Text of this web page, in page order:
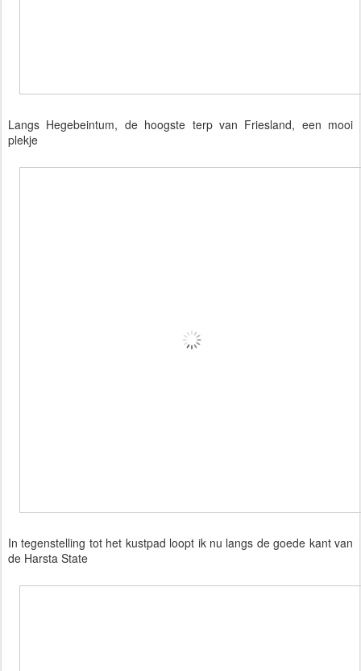
Langs Hegebeintum, de hoogste terp van Friesland, een mooi
plekje
In tegenstelling tot het kustpad loopt ik nu langs de goede kant van
de Harsta State